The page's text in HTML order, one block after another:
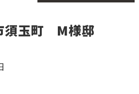
須玉町 M様邸